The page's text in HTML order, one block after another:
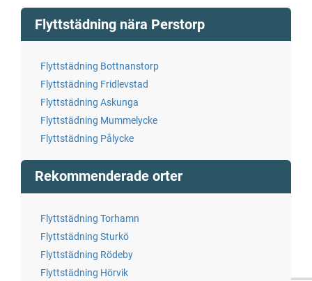
Flyttstädning nära Perstorp
Flyttstädning Bottnanstorp
Flyttstädning Fridlevstad
Flyttstädning Askunga
Flyttstädning Mummelycke
Flyttstädning Pålycke
Rekommenderade orter
Flyttstädning Torhamn
Flyttstädning Sturkö
Flyttstädning Rödeby
Flyttstädning Hörvik